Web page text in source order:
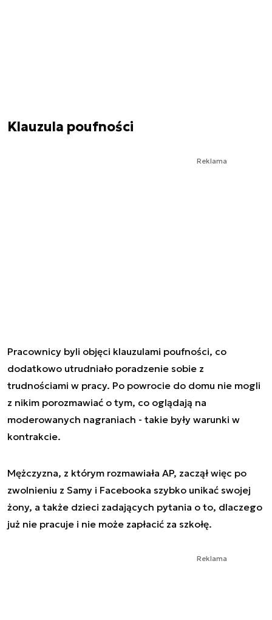
Klauzula poufności
Reklama
Pracownicy byli objęci klauzulami poufności, co
dodatkowo utrudniało poradzenie sobie z
trudnościami w pracy. Po powrocie do domu nie mogli
z nikim porozmawiać o tym, co oglądają na
moderowanych nagraniach - takie były warunki w
kontrakcie.
Mężczyzna, z którym rozmawiała AP, zaczął więc po
zwolnieniu z Samy i Facebooka szybko unikać swojej
żony, a także dzieci zadających pytania o to, dlaczego
już nie pracuje i nie może zapłacić za szkołę.
Reklama